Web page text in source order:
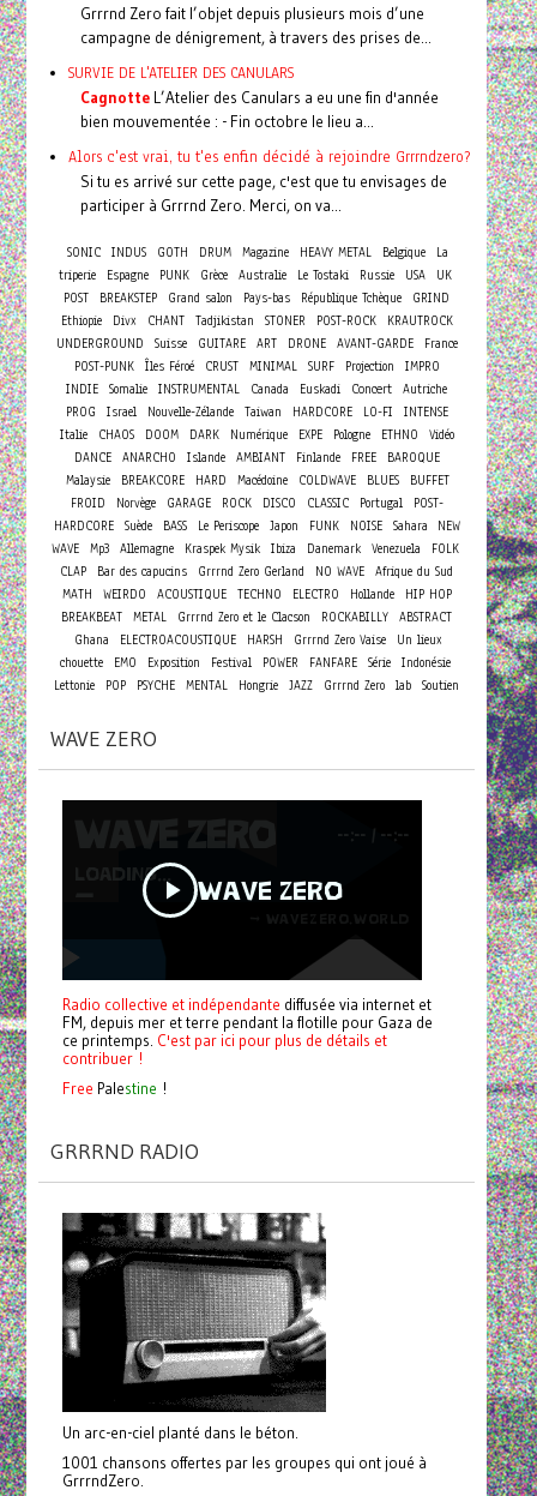
Grrrnd Zero fait l’objet depuis plusieurs mois d’une
campagne de dénigrement, à travers des prises de...
SURVIE DE L'ATELIER DES CANULARS
CagnotteL’Atelier des Canulars a eu une fin d'année
bien mouvementée : - Fin octobre le lieu a...
Alors c'est vrai, tu t'es enfin décidé à rejoindre Grrrndzero?
Si tu es arrivé sur cette page, c'est que tu envisages de
participer à Grrrnd Zero. Merci, on va...
SONIC INDUS GOTH DRUM Magazine HEAVY METAL Belgique
La
triperie
Espagne PUNK Grèce Australie Le Tostaki Russie USA
UK
POST
BREAKSTEP Grand salon Pays-bas République Tchèque
GRIND
Ethiopie
Divx CHANT Tadjikistan STONER POST-ROCK
KRAUTROCK
UNDERGROUND
Suisse GUITARE ART DRONE AVANT-GARDE
France
POST-PUNK
Îles Féroé CRUST MINIMAL SURF Projection
IMPRO
INDIE Somalie INSTRUMENTAL Canada Euskadi Concert Autriche
PROG
Israel Nouvelle-Zélande Taiwan HARDCORE LO-FI
INTENSE
Italie
CHAOS DOOM DARK Numérique EXPE Pologne ETHNO
Vidéo
DANCE
ANARCHO Islande AMBIANT Finlande FREE
BAROQUE
Malaysie
BREAKCORE HARD Macédoine COLDWAVE BLUES
BUFFET
FROID
Norvège GARAGE ROCK DISCO CLASSIC Portugal
POST-
HARDCORE
Suède BASS Le Periscope Japon FUNK NOISE Sahara
NEW
WAVE Mp3 Allemagne Kraspek Mysik Ibiza Danemark Venezuela
FOLK
CLAP
Bar des capucins Grrrnd Zero Gerland NO WAVE Afrique du Sud
MATH
WEIRDO ACOUSTIQUE TECHNO ELECTRO Hollande
HIP HOP
BREAKBEAT METAL Grrrnd Zero et le Clacson ROCKABILLY ABSTRACT
Ghana
ELECTROACOUSTIQUE HARSH Grrrnd Zero Vaise
Un lieux
chouette
EMO Exposition Festival POWER FANFARE Série Indonésie
Lettonie
POP PSYCHE MENTAL Hongrie JAZZ Grrrnd Zero lab Soutien
WAVE ZERO
Radio collective et indépendante diffusée via internet et
FM, depuis mer et terre pendant la flotille pour Gaza de
ce printemps. C'est par ici pour plus de détails et
contribuer !
Free Palestine !
GRRRND RADIO
Un arc-en-ciel planté dans le béton.
1001 chansons offertes par les groupes qui ont joué à
GrrrndZero.